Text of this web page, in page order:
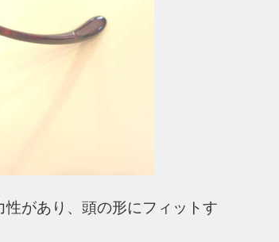
があり、頭の形にフィットす